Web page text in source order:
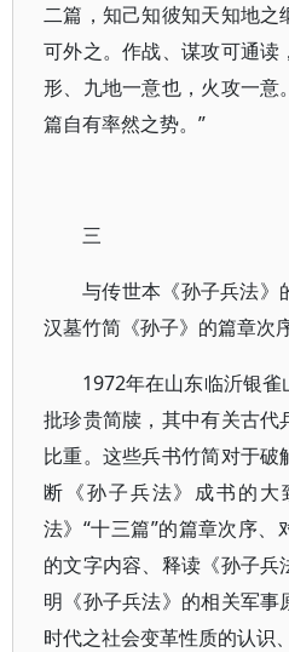
二篇，知己知彼知天知地之
可外之。作战、谋攻可通
形、九地一意也，火攻一意
篇自有率然之势。”
三
与传世本《孙子兵法》
汉墓竹简《孙子》的篇章次序
1972年在山东临沂银
批珍贵简牍，其中有关古代
比重。这些兵书竹简对于破
断《孙子兵法》成书的
法》“十三篇”的篇章次序
的文字内容、释读《孙子兵
明《孙子兵法》的相关军事
时代之社会变革性质的认识